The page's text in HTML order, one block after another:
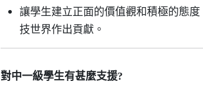
讓學生建立正面的價值觀和積極的態
技世界作出貢獻。
對中一級學生有甚麼支援?